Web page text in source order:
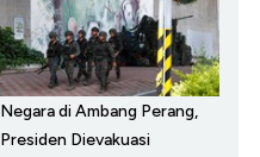
Negara di Ambang Perang,
Presiden Dievakuasi